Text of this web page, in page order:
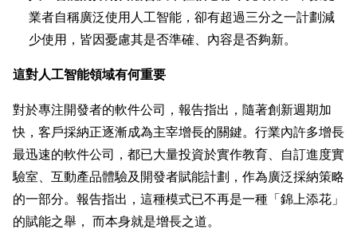
業者自稱廣泛使用人工智能，卻有超過三分之一計劃減
少使用，皆因憂慮其是否準確、內容是否夠新。
這對人工智能領域有何重要
對於專注開發者的軟件公司，報告指出，隨著創新週期加
快，客戶採納正逐漸成為主宰增長的關鍵。行業內許多增長
最迅速的軟件公司，都已大量投資於實作教育、自訂進度實
驗室、互動產品體驗及開發者賦能計劃，作為廣泛採納策略
的一部分。報告指出，這種模式已不再是一種「錦上添花」
的賦能之舉， 而本身就是增長之道。